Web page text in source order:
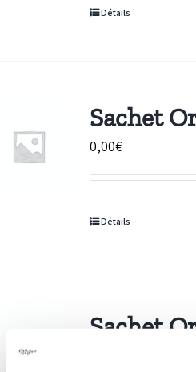
Détails
Sachet
0,00€
Détails
Sachet